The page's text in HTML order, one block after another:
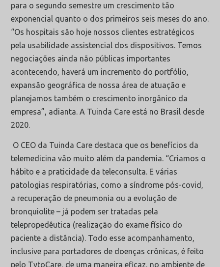
para o segundo semestre um crescimento tão
exponencial quanto o dos primeiros seis meses do ano.
“Os hospitais são hoje nossos clientes estratégicos
pela usabilidade assistencial dos dispositivos. Temos
negociações ainda não públicas importantes
acontecendo, haverá um incremento do portfólio,
expansão geográfica de nossa área de atuação e
planejamos também o crescimento inorgânico da
empresa”, adianta. A Tuinda Care está no Brasil desde
2020.
O CEO da Tuinda Care destaca que os benefícios da
telemedicina vão muito além da pandemia. “Criamos o
hábito e a praticidade da teleconsulta. E várias
patologias respiratórias, como a síndrome pós-covid,
a recuperação de pneumonia ou a evolução de
bronquiolite – já podem ser tratadas pela
telepropedêutica (realização do exame físico do
paciente a distância). Todo esse acompanhamento,
inclusive para portadores de doenças crônicas, é feito
pelo TytoCare, de uma maneira eficaz, no ambiente de